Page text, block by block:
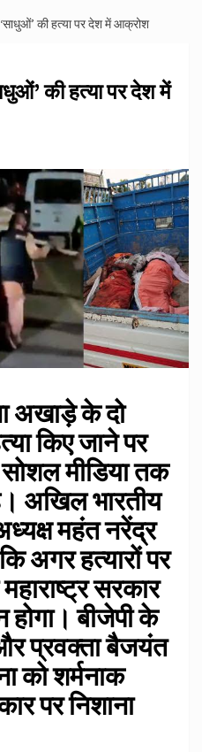
‘साधुओं’ की हत्या पर देश में आक्रोश
की हत्या पर देश में
अखाड़े के दो
किए जाने पर
मीडिया तक
अखिल भारतीय
महंत नरेंद्र
अगर हत्यारों पर
महाराष्ट्र सरकार
बीजेपी के
और प्रवक्ता बैजयंत
को शर्मनाक
पर निशाना